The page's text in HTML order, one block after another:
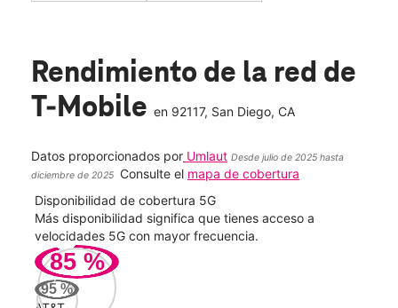
Rendimiento de la red de
T-Mobile en 92117, San Diego, CA
Datos proporcionados por Umlaut Desde julio de 2025 hasta
diciembre de 2025
Consulte el mapa de cobertura
Disponibilidad de cobertura 5G
Más disponibilidad significa que tienes acceso a
velocidades 5G con mayor frecuencia.
85 %
95 %